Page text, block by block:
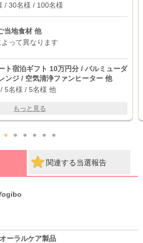
/ 30名様 / 100名様
当地食材 他
よって異なります
ト宿泊ギフト 10万円分 / バルミューダ
ンジ / 空気清浄ファンヒーター 他
5名様 / 5名様 他
もっと見る
● ● ● ● ● ●
関連する当選報告
ーラルケア製品